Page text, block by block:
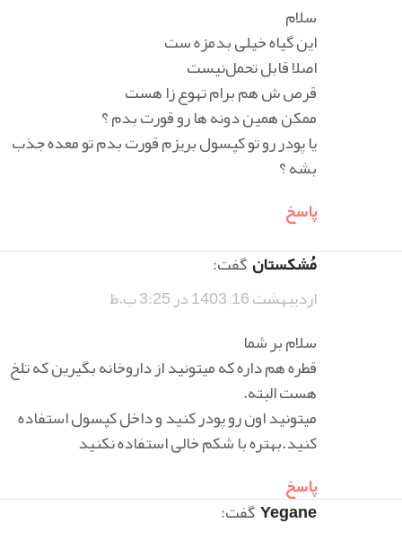
سلام
این گیاه خیلی بدمزه ست
اصلا قابل تحمل‌نیست
قرص ش هم برام تهوع زا هست
ممکن همین دونه ها رو قورت بدم ؟
یا پودر رو تو کپسول بریزم قورت بدم تو معده جذب
بشه ؟
پاسخ
مُشکستانگفت:
اردیبهشت 16, 1403 در 3:25 ب.ظ
سلام بر شما
قطره هم داره که میتونید از داروخانه بگیرین که تلخ
هست البته.
میتونید اون رو پودر کنید و داخل کپسول استفاده
کنید.بهتره با شکم خالی استفاده نکنید
پاسخ
yegane گفت: